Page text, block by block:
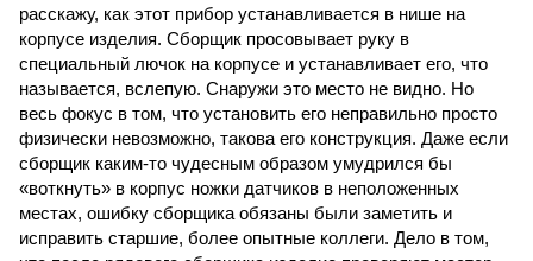
расскажу, как этот прибор устанавливается в нише на
корпусе изделия. Сборщик просовывает руку в
специальный лючок на корпусе и устанавливает его, что
называется, вслепую. Снаружи это место не видно. Но
весь фокус в том, что установить его неправильно просто
физически невозможно, такова его конструкция. Даже если
сборщик каким-то чудесным образом умудрился бы
«воткнуть» в корпус ножки датчиков в неположенных
местах, ошибку сборщика обязаны были заметить и
исправить старшие, более опытные коллеги. Дело в том,